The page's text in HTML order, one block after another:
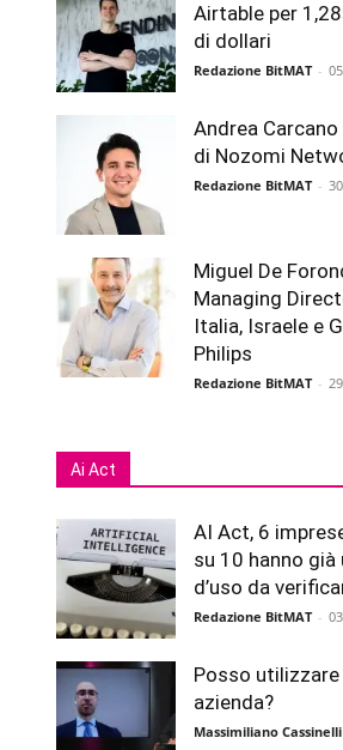
Airtable per
di dollari
Redazione BitMAT -
Andrea Carcano
di Nozomi
Redazione BitMAT -
Miguel De
Managing
Italia, Israele e
Philips
Redazione BitMAT -
Ai Act
AI Act, 6
su 10 hanno già
d’uso da
Redazione BitMAT -
Posso utilizzare
azienda?
Massimiliano Cassinelli